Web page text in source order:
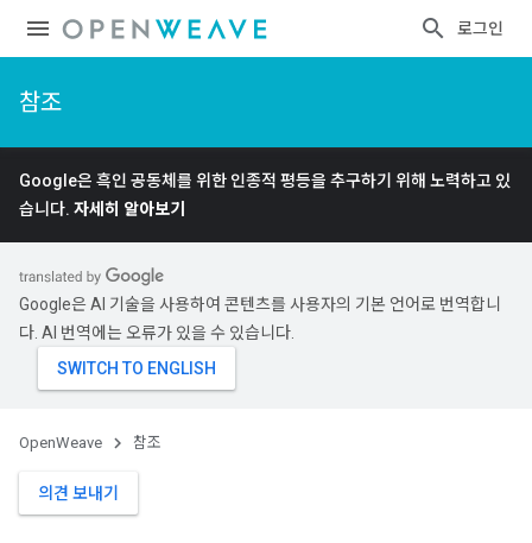
로그인
참조
Google은 흑인 공동체를 위한 인종적 평등을 추구하기 위해 노력하고 있
습니다. 자세히 알아보기
Google은 AI 기술을 사용하여 콘텐츠를 사용자의 기본 언어로 번역합니
다. AI 번역에는 오류가 있을 수 있습니다.
OpenWeave 참조
의견 보내기